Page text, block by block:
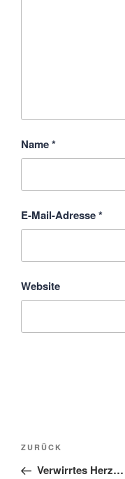
Name*
E-Mail-Adresse*
Website
Beitragsnavigation
Vorheriger
Beitrag
ZURÜCK
Verwirrtes Herz…